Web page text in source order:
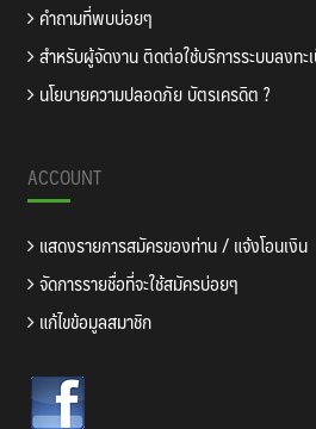
คำถามที่พบบ่อยๆ
สำหรับผู้จัดงาน ติดต่อใช้บริการระบบลงทะ
นโยบายความปลอดภัย บัตรเครดิต ?
ACCOUNT
แสดงรายการสมัครของท่าน / แจ้งโอนเงิน
จัดการรายชื่อที่จะใช้สมัครบ่อยๆ
แก้ไขข้อมูลสมาชิก